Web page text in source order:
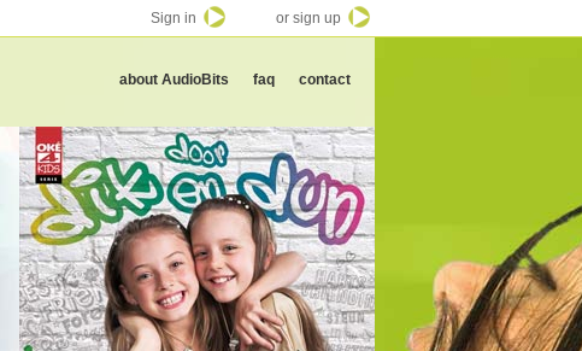
about AudioBits faq contact
Sign in or sign up